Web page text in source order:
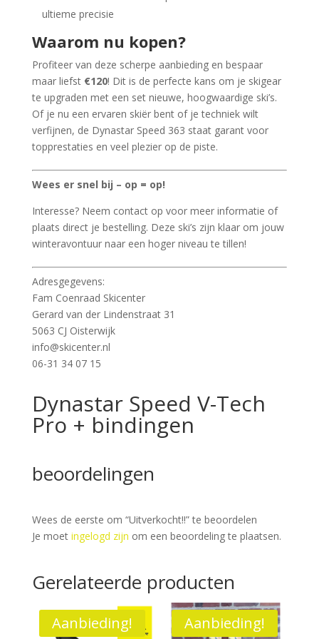
ultieme precisie
Waarom nu kopen?
Profiteer van deze scherpe aanbieding en bespaar
maar liefst €120! Dit is de perfecte kans om je skigear
te upgraden met een set nieuwe, hoogwaardige ski’s.
Of je nu een ervaren skiër bent of je techniek wilt
verfijnen, de Dynastar Speed 363 staat garant voor
topprestaties en veel plezier op de piste.
Wees er snel bij – op = op!
Interesse? Neem contact op voor meer informatie of
plaats direct je bestelling. Deze ski’s zijn klaar om jouw
winteravontuur naar een hoger niveau te tillen!
Adresgegevens:
Fam Coenraad Skicenter
Gerard van der Lindenstraat 31
5063 CJ Oisterwijk
info@skicenter.nl
06-31 34 07 15
Dynastar Speed V-Tech
Pro + bindingen
beoordelingen
Wees de eerste om “Uitverkocht!!” te beoordelen
Je moet ingelogd zijn om een beoordeling te plaatsen.
Gerelateerde producten
Aanbieding! Aanbieding!